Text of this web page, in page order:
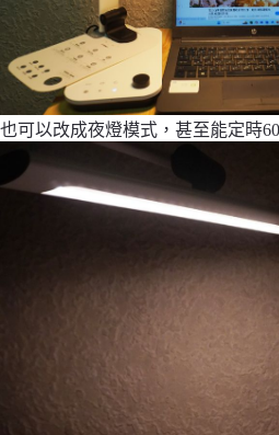
也可以改成夜燈模式，甚至能定時